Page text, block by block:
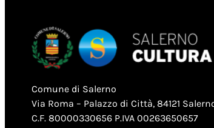
Comune di Salerno
Via Roma – Palazzo di Città, 84121
C.F. 80000330656 P.IVA 00263650657